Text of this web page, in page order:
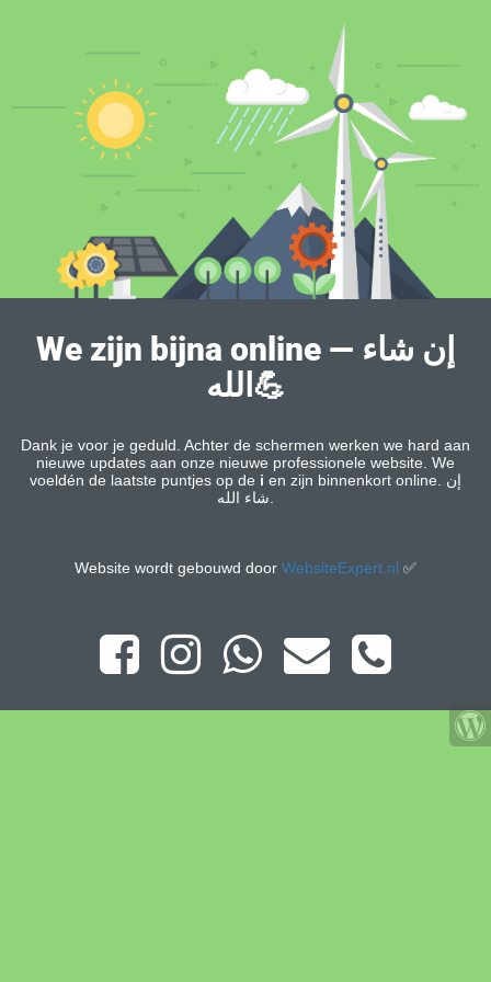
We zijn bijna online — إن شاء
الله💪
Dank je voor je geduld. Achter de schermen werken we hard aan
nieuwe updates aan onze nieuwe professionele website. We
voeldén de laatste puntjes op de i en zijn binnenkort online. إن
شاء الله.
Website wordt gebouwd door WebsiteExpert.nl ✅